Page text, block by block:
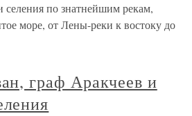
селения по знатнейшим рекам,
море, от Лены-реки к востоку до
граф Аракчеев и